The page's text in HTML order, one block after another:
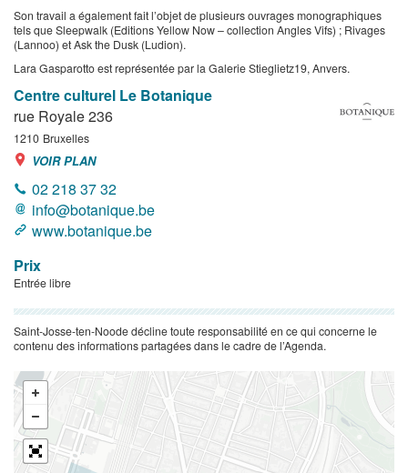
Son travail a également fait l’objet de plusieurs ouvrages monographiques
tels que Sleepwalk (Editions Yellow Now – collection Angles Vifs) ; Rivages
(Lannoo) et Ask the Dusk (Ludion).
Lara Gasparotto est représentée par la Galerie Stieglietz19, Anvers.
Centre culturel Le Botanique
rue Royale 236
1210 Bruxelles
VOIR PLAN
02 218 37 32
info@botanique.be
www.botanique.be
Prix
Entrée libre
Saint-Josse-ten-Noode décline toute responsabilité en ce qui concerne le
contenu des informations partagées dans le cadre de l’Agenda.